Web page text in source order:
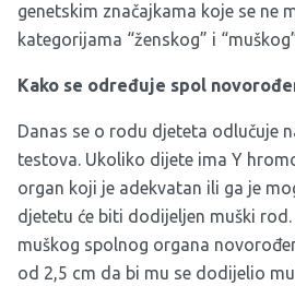
genetskim značajkama koje se ne
kategorijama “ženskog” i
Kako se određuje spol
Danas se o rodu djeteta odlučuje
testova. Ukoliko dijete ima Y
organ koji je adekvatan ili ga je
djetetu će biti dodijeljen muški
muškog spolnog organa
od 2,5 cm da bi mu se dodijelio